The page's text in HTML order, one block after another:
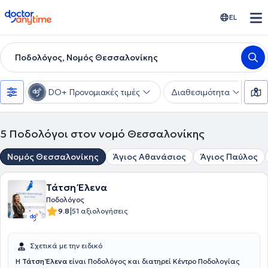
doctoranytime EL
Ποδολόγος, Νομός Θεσσαλονίκης
DO+ Προνομιακές τιμές Διαθεσιμότητα
5 Ποδολόγοι στον νομό Θεσσαλονίκης
Νομός Θεσσαλονίκης Άγιος Αθανάσιος Άγιος Παύλος
Τάτση Έλενα
Ποδολόγος
9.8|51 αξιολογήσεις
Σχετικά με την ειδικό
Η Τάτση Έλενα είναι Ποδολόγος και διατηρεί Κέντρο Ποδολογίας